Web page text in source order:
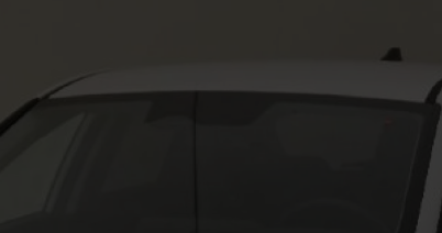
Tasación gratuita y muy competitiva al instante.